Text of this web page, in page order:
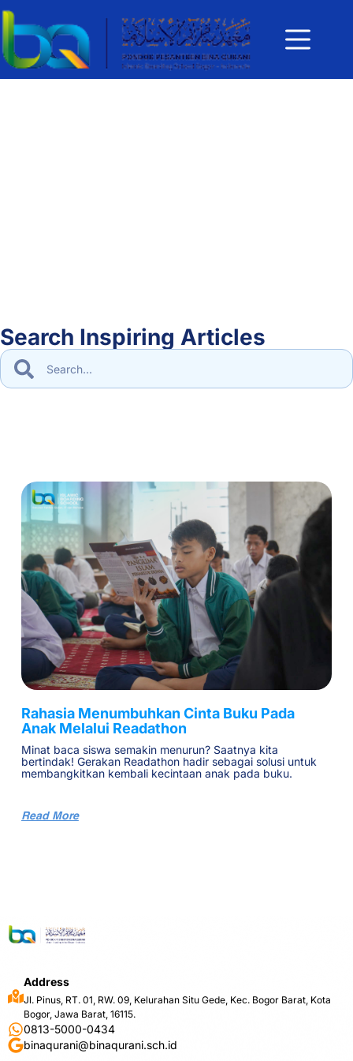
Search Inspiring Articles
Rahasia Menumbuhkan Cinta Buku Pada
Anak Melalui Readathon
Minat baca siswa semakin menurun? Saatnya kita
bertindak! Gerakan Readathon hadir sebagai solusi untuk
membangkitkan kembali kecintaan anak pada buku.
Read More
Address
Jl. Pinus, RT. 01, RW. 09, Kelurahan Situ Gede, Kec. Bogor Barat, Kota
Bogor, Jawa Barat, 16115.
0813-5000-0434
binaqurani@binaqurani.sch.id